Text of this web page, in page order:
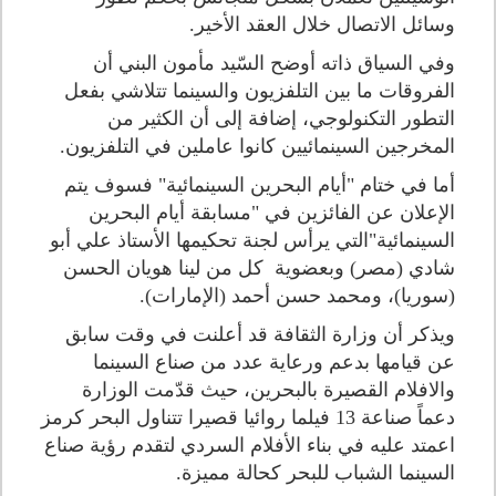
وسائل الاتصال خلال العقد الأخير.
وفي السياق ذاته أوضح السّيد مأمون البني أن
الفروقات ما بين التلفزيون والسينما تتلاشي بفعل
التطور التكنولوجي، إضافة إلى أن الكثير من
المخرجين السينمائيين كانوا عاملين في التلفزيون.
أما في ختام "أيام البحرين السينمائية" فسوف يتم
الإعلان عن الفائزين في "مسابقة أيام البحرين
السينمائية"التي يرأس لجنة تحكيمها الأستاذ علي أبو
شادي (مصر) وبعضوية كل من لينا هويان الحسن
(سوريا)، ومحمد حسن أحمد (الإمارات).
ويذكر أن وزارة الثقافة قد أعلنت في وقت سابق
عن قيامها بدعم ورعاية عدد من صناع السينما
والافلام القصيرة بالبحرين، حيث قدّمت الوزارة
دعماً صناعة 13 فيلما روائيا قصيرا تتناول البحر كرمز
اعمتد عليه في بناء الأفلام السردي لتقدم رؤية صناع
السينما الشباب للبحر كحالة مميزة.